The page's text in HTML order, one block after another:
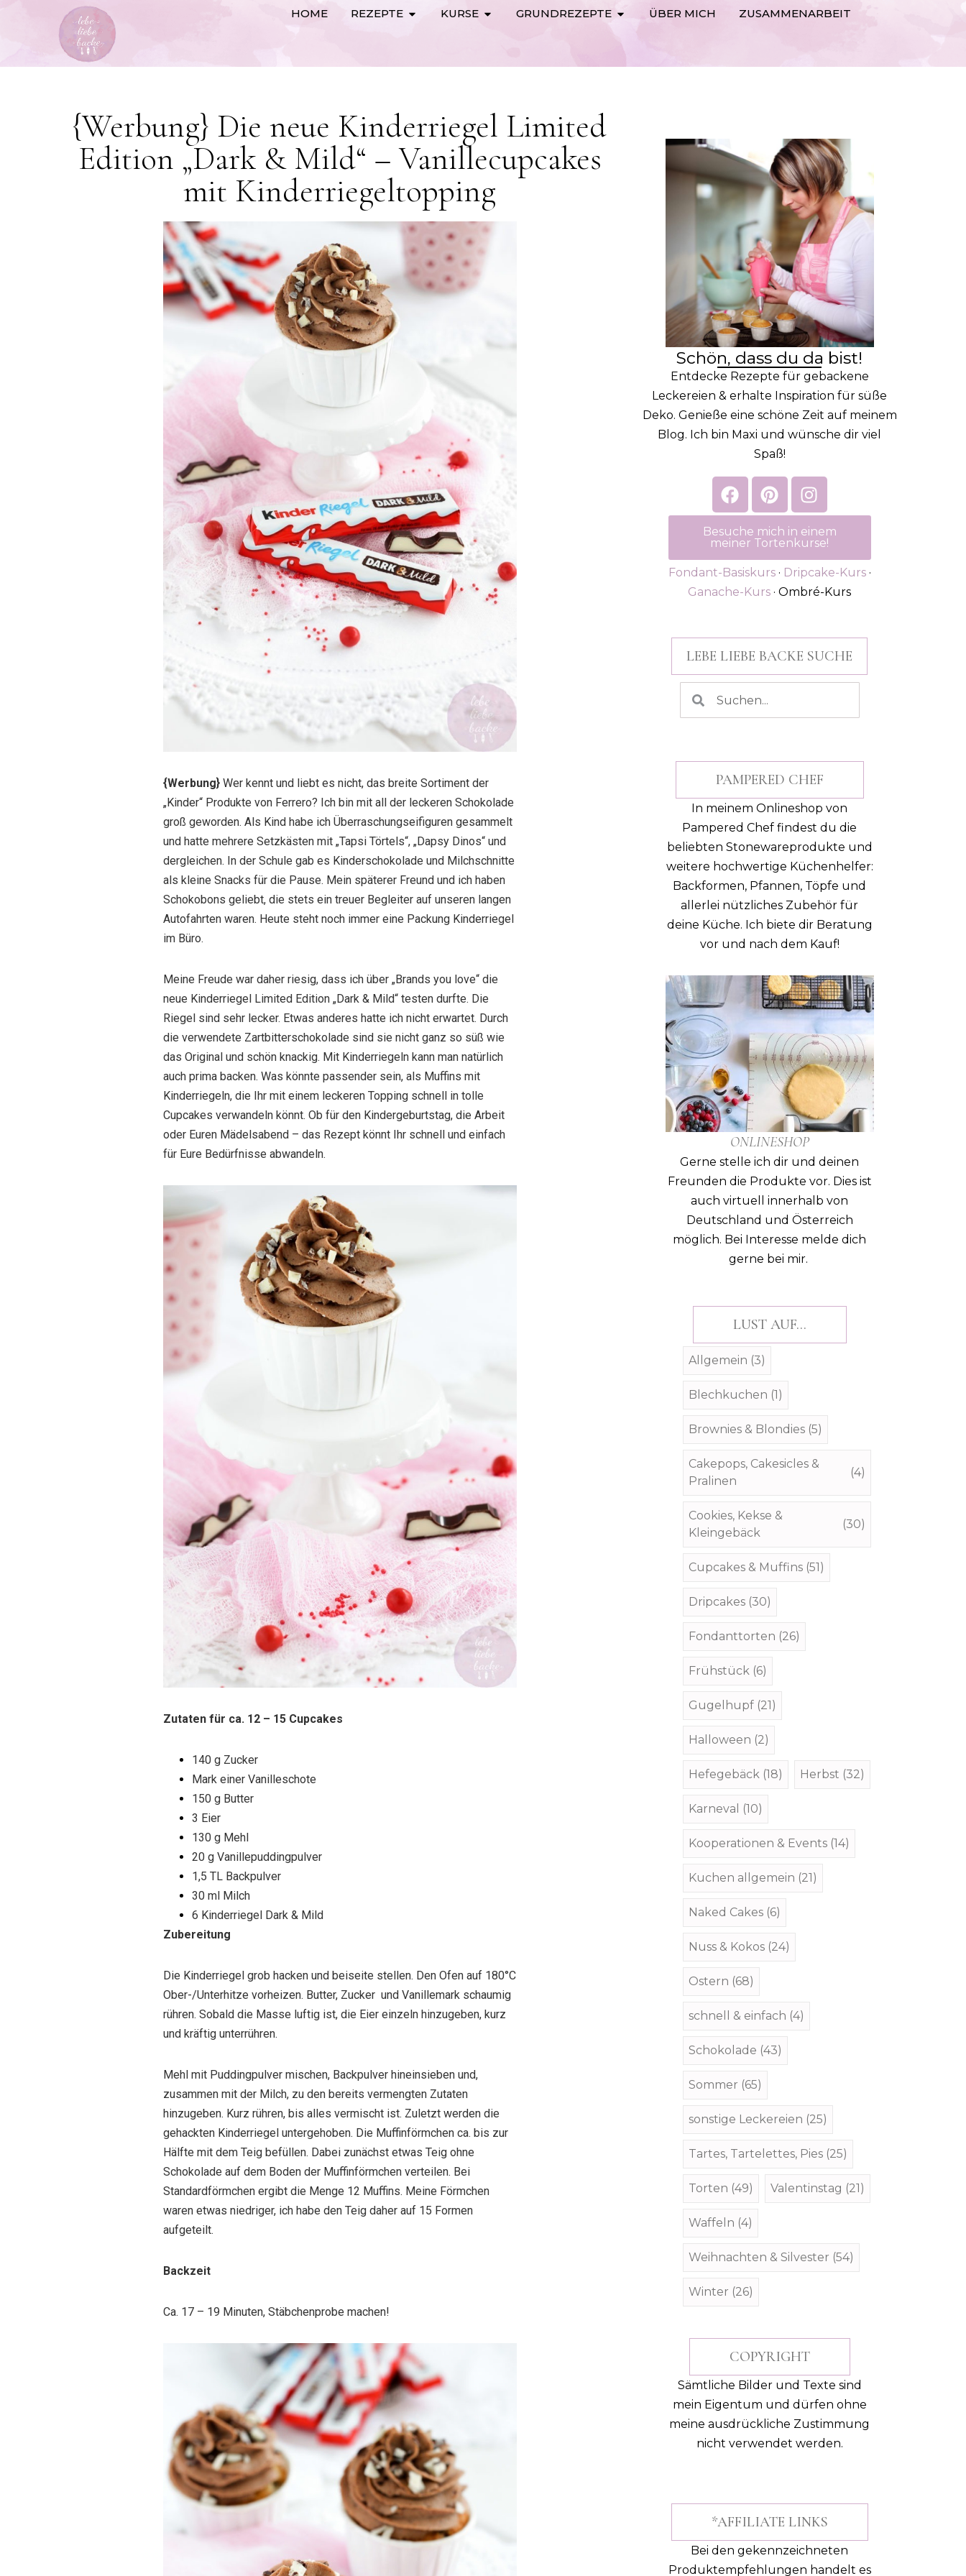
HOME REZEPTE KURSE GRUNDREZEPTE ÜBER MICH ZUSAMMENARBEIT
{Werbung} Die neue Kinderriegel Limited
Edition „Dark & Mild“ – Vanillecupcakes
mit Kinderriegeltopping
{Werbung} Wer kennt und liebt es nicht, das breite Sortiment der
„Kinder“ Produkte von Ferrero? Ich bin mit all der leckeren Schokolade
groß geworden. Als Kind habe ich Überraschungseifiguren gesammelt
und hatte mehrere Setzkästen mit „Tapsi Törtels“, „Dapsy Dinos“ und
dergleichen. In der Schule gab es Kinderschokolade und Milchschnitte
als kleine Snacks für die Pause. Mein späterer Freund und ich haben
Schokobons geliebt, die stets ein treuer Begleiter auf unseren langen
Autofahrten waren. Heute steht noch immer eine Packung Kinderriegel
im Büro.
Meine Freude war daher riesig, dass ich über „Brands you love“ die
neue Kinderriegel Limited Edition „Dark & Mild“ testen durfte. Die
Riegel sind sehr lecker. Etwas anderes hatte ich nicht erwartet. Durch
die verwendete Zartbitterschokolade sind sie nicht ganz so süß wie
das Original und schön knackig. Mit Kinderriegeln kann man natürlich
auch prima backen. Was könnte passender sein, als Muffins mit
Kinderriegeln, die Ihr mit einem leckeren Topping schnell in tolle
Cupcakes verwandeln könnt. Ob für den Kindergeburtstag, die Arbeit
oder Euren Mädelsabend – das Rezept könnt Ihr schnell und einfach
für Eure Bedürfnisse abwandeln.
Zutaten für ca. 12 – 15 Cupcakes
140 g Zucker
Mark einer Vanilleschote
150 g Butter
3 Eier
130 g Mehl
20 g Vanillepuddingpulver
1,5 TL Backpulver
30 ml Milch
6 Kinderriegel Dark & Mild
Zubereitung
Die Kinderriegel grob hacken und beiseite stellen. Den Ofen auf 180°C
Ober-/Unterhitze vorheizen. Butter, Zucker und Vanillemark schaumig
rühren. Sobald die Masse luftig ist, die Eier einzeln hinzugeben, kurz
und kräftig unterrühren.
Mehl mit Puddingpulver mischen, Backpulver hineinsieben und,
zusammen mit der Milch, zu den bereits vermengten Zutaten
hinzugeben. Kurz rühren, bis alles vermischt ist. Zuletzt werden die
gehackten Kinderriegel untergehoben. Die Muffinförmchen ca. bis zur
Hälfte mit dem Teig befüllen. Dabei zunächst etwas Teig ohne
Schokolade auf dem Boden der Muffinförmchen verteilen. Bei
Standardförmchen ergibt die Menge 12 Muffins. Meine Förmchen
waren etwas niedriger, ich habe den Teig daher auf 15 Formen
aufgeteilt.
Backzeit
Ca. 17 – 19 Minuten, Stäbchenprobe machen!
Schön, dass du da bist!
Entdecke Rezepte für gebackene
Leckereien & erhalte Inspiration für süße
Deko. Genieße eine schöne Zeit auf meinem
Blog. Ich bin Maxi und wünsche dir viel
Spaß!
Besuche mich in einem
meiner Tortenkurse!
Fondant-Basiskurs· Dripcake-Kurs·
Ganache-Kurs · Ombré-Kurs
LEBE LIEBE BACKE SUCHE
PAMPERED CHEF
In meinem Onlineshop von
Pampered Chef findest du die
beliebten Stonewareprodukte und
weitere hochwertige Küchenhelfer:
Backformen, Pfannen, Töpfe und
allerlei nützliches Zubehör für
deine Küche. Ich biete dir Beratung
vor und nach dem Kauf!
ONLINESHOP
Gerne stelle ich dir und deinen
Freunden die Produkte vor. Dies ist
auch virtuell innerhalb von
Deutschland und Österreich
möglich. Bei Interesse melde dich
gerne bei mir.
LUST AUF...
Allgemein (3)
Blechkuchen (1)
Brownies & Blondies(5)
Cakepops, Cakesicles &
Pralinen
(4)
Cookies, Kekse &
Kleingebäck
(30)
Cupcakes & Muffins(51)
Dripcakes(30)
Fondanttorten (26)
Frühstück(6)
Gugelhupf(21)
Halloween (2)
Hefegebäck(18) Herbst (32)
Karneval (10)
Kooperationen & Events(14)
Kuchen allgemein (21)
Naked Cakes(6)
Nuss & Kokos(24)
Ostern (68)
schnell & einfach (4)
Schokolade (43)
Sommer (65)
sonstige Leckereien (25)
Tartes, Tartelettes, Pies(25)
Torten (49) Valentinstag (21)
Waffeln (4)
Weihnachten & Silvester (54)
Winter (26)
COPYRIGHT
Sämtliche Bilder und Texte sind
mein Eigentum und dürfen ohne
meine ausdrückliche Zustimmung
nicht verwendet werden.
*AFFILIATE LINKS
Bei den gekennzeichneten
Produktempfehlungen handelt es